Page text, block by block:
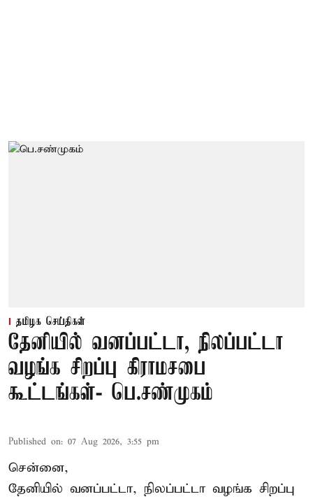
தமிழக செய்திகள்
தேனியில் வனப்பட்டா, நிலப்பட்டா
வழங்க சிறப்பு கிராமசபை
கூட்டங்கள்- பெ.சண்முகம்
Published on: 07 Aug 2026, 3:55 pm
சென்னை,
தேனியில் வனப்பட்டா, நிலப்பட்டா வழங்க சிறப்பு